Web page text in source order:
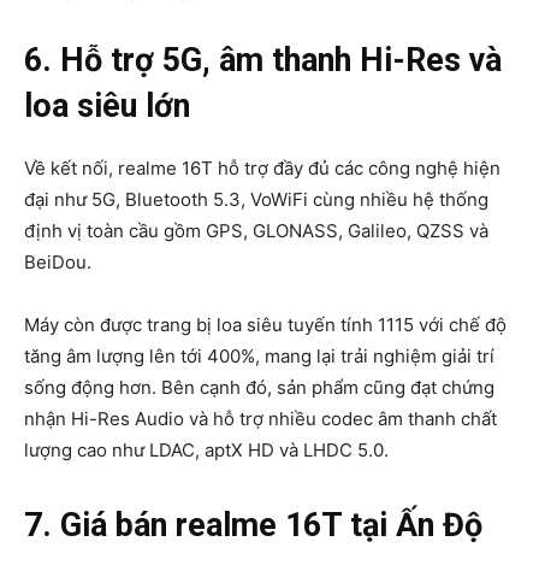
6. Hỗ trợ 5G, âm thanh Hi-Res và
loa siêu lớn
Về kết nối, realme 16T hỗ trợ đầy đủ các công nghệ hiện
đại như 5G, Bluetooth 5.3, VoWiFi cùng nhiều hệ thống
định vị toàn cầu gồm GPS, GLONASS, Galileo, QZSS và
BeiDou.
Máy còn được trang bị loa siêu tuyến tính 1115 với chế độ
tăng âm lượng lên tới 400%, mang lại trải nghiệm giải trí
sống động hơn. Bên cạnh đó, sản phẩm cũng đạt chứng
nhận Hi-Res Audio và hỗ trợ nhiều codec âm thanh chất
lượng cao như LDAC, aptX HD và LHDC 5.0.
7. Giá bán realme 16T tại Ấn Độ